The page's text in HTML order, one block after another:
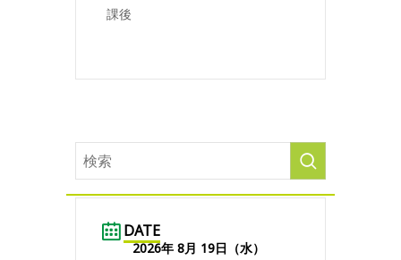
課後
DATE
2026年 8月 19日（水）